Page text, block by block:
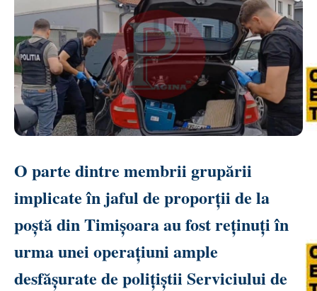
O parte dintre membrii grupării
implicate în jaful de proporții de la
poștă din Timișoara au fost reținuți în
urma unei operațiuni ample
desfășurate de polițiștii Serviciului de